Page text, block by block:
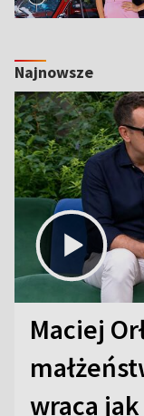
Najnowsze
Maciej
wraca